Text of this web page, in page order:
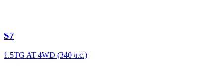
S7
1.5TG AT 4WD (340 л.с.)